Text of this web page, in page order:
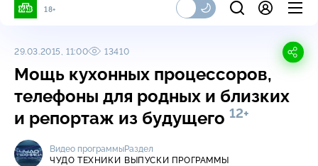
18+
29.03.2015, 11:00 13410
Мощь кухонных процессоров,
телефоны для родных и близких
и репортаж из будущего 12+
Видео программы
ЧУДО ТЕХНИКИ
Раздел
ВЫПУСКИ ПРОГРАММЫ